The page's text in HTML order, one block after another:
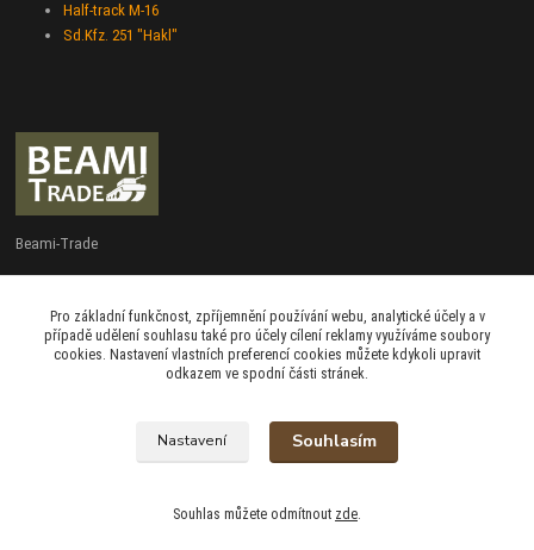
Half-track M-16
Sd.Kfz. 251 "Hakl"
Beami-Trade
Po - Pá 9:00 - 16:00
admin@beami-trade.cz
beami & coshboy © 2007-2026
Pro základní funkčnost, zpříjemnění používání webu, analytické účely a v
případě udělení souhlasu také pro účely cílení reklamy využíváme soubory
cookies. Nastavení vlastních preferencí cookies můžete kdykoli upravit
odkazem ve spodní části stránek.
Nastavení Souhlasím
Souhlas můžete odmítnout zde.